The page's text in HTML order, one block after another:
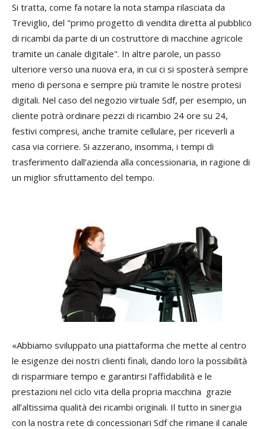
Si tratta, come fa notare la nota stampa rilasciata da
Treviglio, del "primo progetto di vendita diretta al pubblico
di ricambi da parte di un costruttore di macchine agricole
tramite un canale digitale". In altre parole, un passo
ulteriore verso una nuova era, in cui ci si sposterà sempre
meno di persona e sempre più tramite le nostre protesi
digitali. Nel caso del negozio virtuale Sdf, per esempio, un
cliente potrà ordinare pezzi di ricambio 24 ore su 24,
festivi compresi, anche tramite cellulare, per riceverli a
casa via corriere. Si azzerano, insomma, i tempi di
trasferimento dall’azienda alla concessionaria, in ragione di
un miglior sfruttamento del tempo.
«Abbiamo sviluppato una piattaforma che mette al centro
le esigenze dei nostri clienti finali, dando loro la possibilità
di risparmiare tempo e garantirsi l’affidabilità e le
prestazioni nel ciclo vita della propria macchina grazie
all’altissima qualità dei ricambi originali. Il tutto in sinergia
con la nostra rete di concessionari Sdf che rimane il canale